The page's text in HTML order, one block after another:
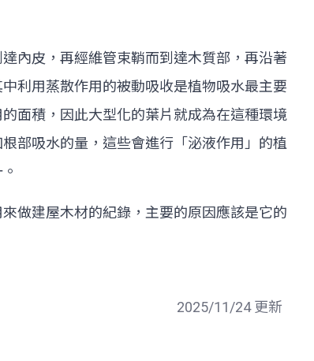
內皮，再經維管束鞘而到達木質部，再沿著
利用蒸散作用的被動吸收是植物吸水最主要
面積，因此大型化的葉片就成為在這種環境
部吸水的量，這些會進行「泌液作用」的植
做建屋木材的紀錄，主要的原因應該是它的
2025/11/24 更新